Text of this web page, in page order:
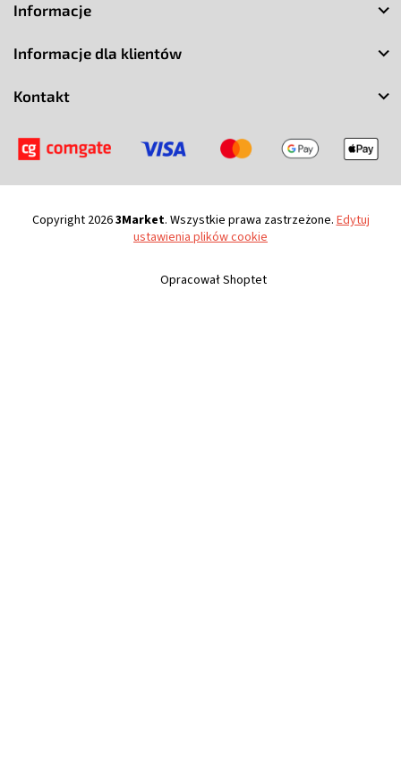
Informacje
Informacje dla klientów
Kontakt
Opracował Shoptet
Copyright 20263Market. Wszystkie prawa zastrzeżone.Edytuj
ustawienia plików cookie